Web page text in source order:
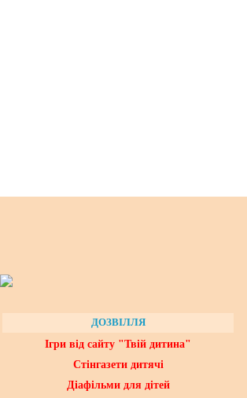
ДОЗВІЛЛЯ
Ігри від сайту "Твій дитина"
Стінгазети дитячі
Діафільми для дітей